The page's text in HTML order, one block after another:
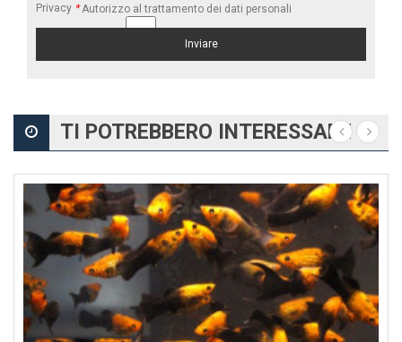
Privacy * Autorizzo al trattamento dei dati personali
TI POTREBBERO INTERESSARE